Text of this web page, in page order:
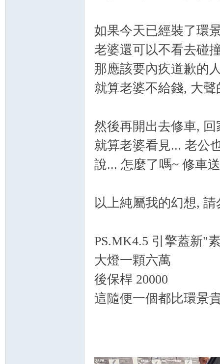
如果今天已經裝了環
老婆還可以不看去碰
那應該要內疚道歉的
就算老婆不給錢, 大
然後再開出去修車,
就算老婆看見... 老公
說... 怎麼了嗎~ 修車
以上純屬我的幻想,
PS.MK4.5 引擎蓋新"
大燈一顆六萬
後保桿 20000
這隨便一個都比環景